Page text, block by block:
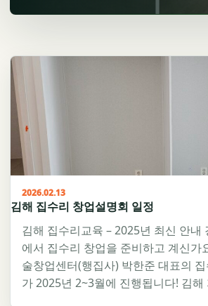
2026.02.13
김해 집수리 창업설명회 일정
김해 집수리교육 – 2025년 최신 안내
에서 집수리 창업을 준비하고 계신가
술창업센터(행집사) 박한준 대표의
가 2025년 2~3월에 진행됩니다! 김